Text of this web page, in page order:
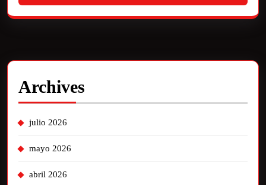
Archives
julio 2026
mayo 2026
abril 2026